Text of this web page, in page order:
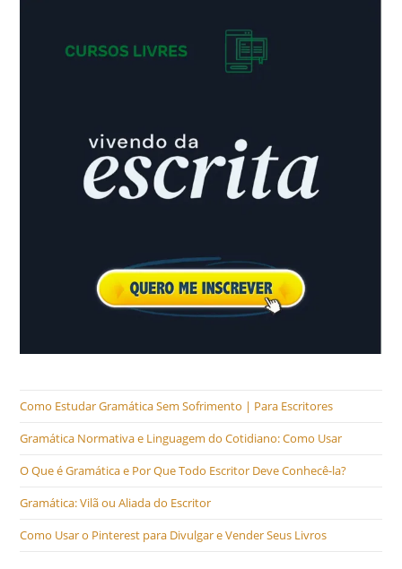
Como Estudar Gramática Sem Sofrimento | Para Escritores
Gramática Normativa e Linguagem do Cotidiano: Como Usar
O Que é Gramática e Por Que Todo Escritor Deve Conhecê-la?
Gramática: Vilã ou Aliada do Escritor
Como Usar o Pinterest para Divulgar e Vender Seus Livros